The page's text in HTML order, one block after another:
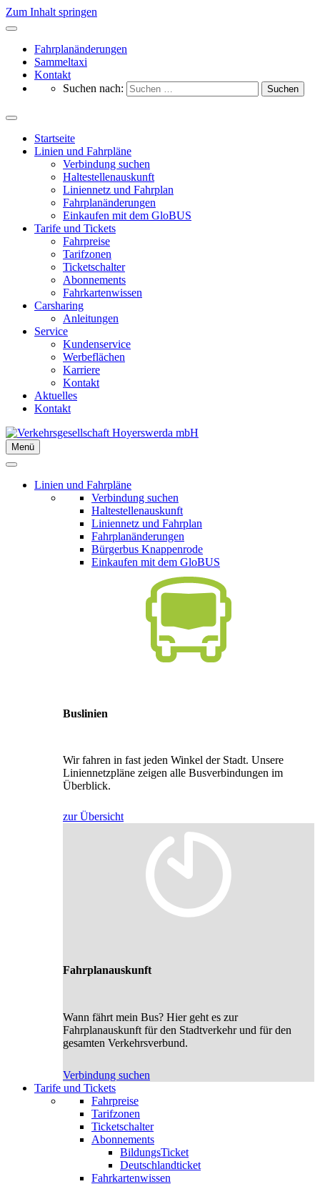
Zum Inhalt springen
Fahrplanänderungen
Sammeltaxi
Kontakt
Suchen nach:
Startseite
Linien und Fahrpläne
Verbindung suchen
Haltestellenauskunft
Liniennetz und Fahrplan
Fahrplanänderungen
Einkaufen mit dem GloBUS
Tarife und Tickets
Fahrpreise
Tarifzonen
Ticketschalter
Abonnements
Fahrkartenwissen
Carsharing
Anleitungen
Service
Kundenservice
Werbeflächen
Karriere
Kontakt
Aktuelles
Kontakt
Menü
Linien und Fahrpläne
Verbindung suchen
Haltestellenauskunft
Liniennetz und Fahrplan
Fahrplanänderungen
Bürgerbus Knappenrode
Einkaufen mit dem GloBUS
Buslinien
Wir fahren in fast jeden Winkel der Stadt. Unsere
Liniennetzpläne zeigen alle Busverbindungen im
Überblick.
zur Übersicht
Fahrplanauskunft
Wann fährt mein Bus? Hier geht es zur
Fahrplanauskunft für den Stadtverkehr und für den
gesamten Verkehrsverbund.
Verbindung suchen
Tarife und Tickets
Fahrpreise
Tarifzonen
Ticketschalter
Abonnements
BildungsTicket
Deutschlandticket
Fahrkartenwissen